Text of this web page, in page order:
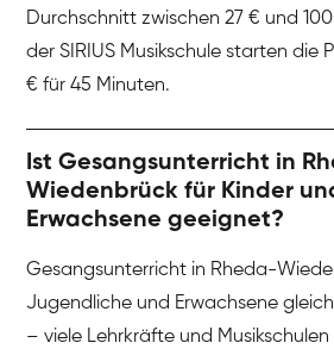
Durchschnitt zwischen 27 € und
der SIRIUS Musikschule starten die
€ für 45 Minuten.
Ist Gesangsunterricht in
Wiedenbrück für Kinder
Erwachsene geeignet?
Gesangsunterricht in Rheda-
Jugendliche und Erwachsene
– viele Lehrkräfte und